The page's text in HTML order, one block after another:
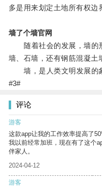
多是用来划定土地所有权边
墙了个墙官网
随着社会的发展，墙的
墙、石墙，还有钢筋混凝土
墙，是人类文明发展的象
#3#
评论
游客
这款app让我的工作效率提高了
我以前经常加班，现在有了这个
伴家人。
2024-04-12
游客